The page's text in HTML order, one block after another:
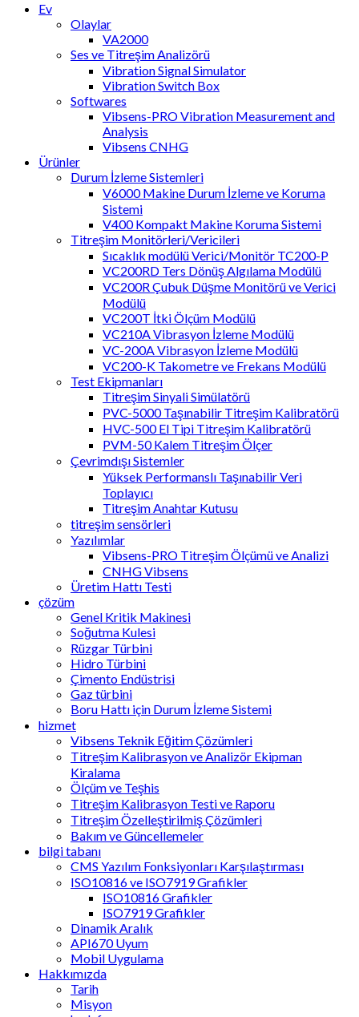
Ev
Olaylar
VA2000
Ses ve Titreşim Analizörü
Vibration Signal Simulator
Vibration Switch Box
Softwares
Vibsens-PRO Vibration Measurement and
Analysis
Vibsens CNHG
Ürünler
Durum İzleme Sistemleri
V6000 Makine Durum İzleme ve Koruma
Sistemi
V400 Kompakt Makine Koruma Sistemi
Titreşim Monitörleri/Vericileri
Sıcaklık modülü Verici/Monitör TC200-P
VC200RD Ters Dönüş Algılama Modülü
VC200R Çubuk Düşme Monitörü ve Verici
Modülü
VC200T İtki Ölçüm Modülü
VC210A Vibrasyon İzleme Modülü
VC-200A Vibrasyon İzleme Modülü
VC200-K Takometre ve Frekans Modülü
Test Ekipmanları
Titreşim Sinyali Simülatörü
PVC-5000 Taşınabilir Titreşim Kalibratörü
HVC-500 El Tipi Titreşim Kalibratörü
PVM-50 Kalem Titreşim Ölçer
Çevrimdışı Sistemler
Yüksek Performanslı Taşınabilir Veri
Toplayıcı
Titreşim Anahtar Kutusu
titreşim sensörleri
Yazılımlar
Vibsens-PRO Titreşim Ölçümü ve Analizi
CNHG Vibsens
Üretim Hattı Testi
çözüm
Genel Kritik Makinesi
Soğutma Kulesi
Rüzgar Türbini
Hidro Türbini
Çimento Endüstrisi
Gaz türbini
Boru Hattı için Durum İzleme Sistemi
hizmet
Vibsens Teknik Eğitim Çözümleri
Titreşim Kalibrasyon ve Analizör Ekipman
Kiralama
Ölçüm ve Teşhis
Titreşim Kalibrasyon Testi ve Raporu
Titreşim Özelleştirilmiş Çözümleri
Bakım ve Güncellemeler
bilgi tabanı
CMS Yazılım Fonksiyonları Karşılaştırması
ISO10816 ve ISO7919 Grafikler
ISO10816 Grafikler
ISO7919 Grafikler
Dinamik Aralık
API670 Uyum
Mobil Uygulama
Hakkımızda
Tarih
Misyon